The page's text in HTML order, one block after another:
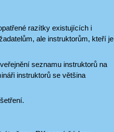
razítky existujících i
ale instruktorům, kteří je
seznamu instruktorů na
instruktorů se většina